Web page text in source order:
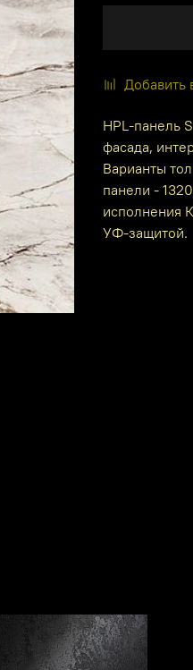
Добавить
HPL-панель
фасада,
Варианты
панели -
исполнения
УФ-защитой.